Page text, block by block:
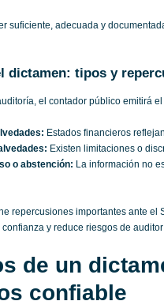
suficiente, adecuada y
tipos y
el contador público emitirá
Estados financieros
Existen limitaciones o
o abstención: La información no
repercusiones importantes ante el
y reduce riesgos de
de un
confiable